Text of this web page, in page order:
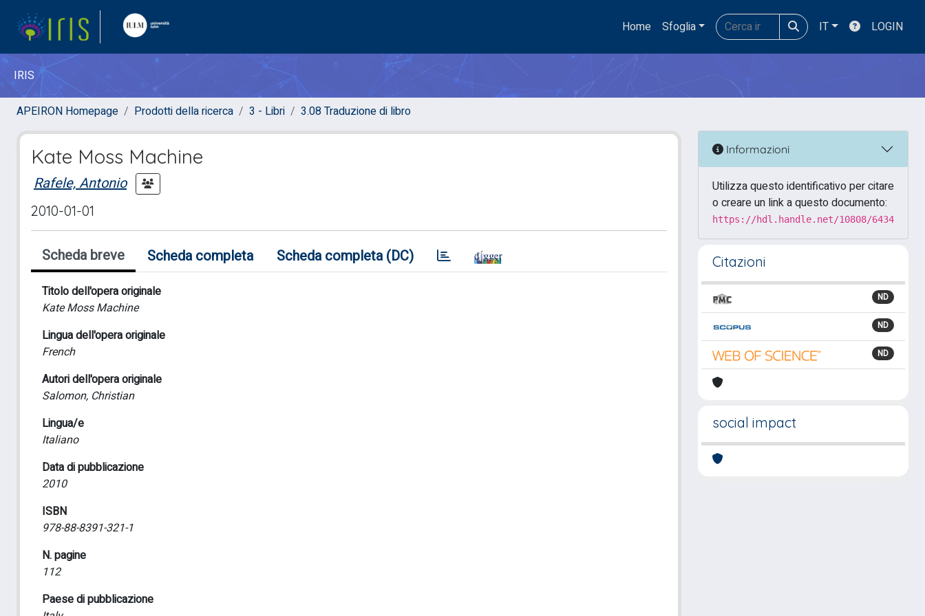
Home Sfoglia IT LOGIN
IRIS
APEIRON Homepage Prodotti della ricerca 3 - Libri 3.08 Traduzione di libro
Kate Moss Machine
Rafele, Antonio
2010-01-01
Scheda breve Scheda completa Scheda completa (DC)
Titolo dell'opera originale
Kate Moss Machine
Lingua dell'opera originale
French
Autori dell'opera originale
Salomon, Christian
Lingua/e
Italiano
Data di pubblicazione
2010
ISBN
978-88-8391-321-1
N. pagine
112
Paese di pubblicazione
Informazioni
Utilizza questo identificativo per citare
o creare un link a questo documento:
https://hdl.handle.net/10808/6434
Citazioni
ND
ND
ND
social impact